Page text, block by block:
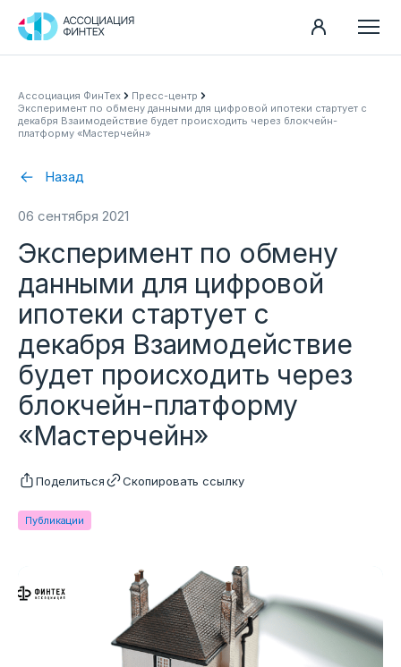
Ассоциация
Карьера
Контакты
Документы
Ассоциация ФинТех
Пресс-центр
Эксперимент по обмену данными для цифровой ипотеки стартует с
декабря Взаимодействие будет происходить через блокчейн-
платформу «Мастерчейн»
Назад
06 сентября 2021
Публикации
Эксперимент по обмену
данными для цифровой
ипотеки стартует с
декабря Взаимодействие
будет происходить через
блокчейн-платформу
«Мастерчейн»
Поделиться Скопировать ссылку